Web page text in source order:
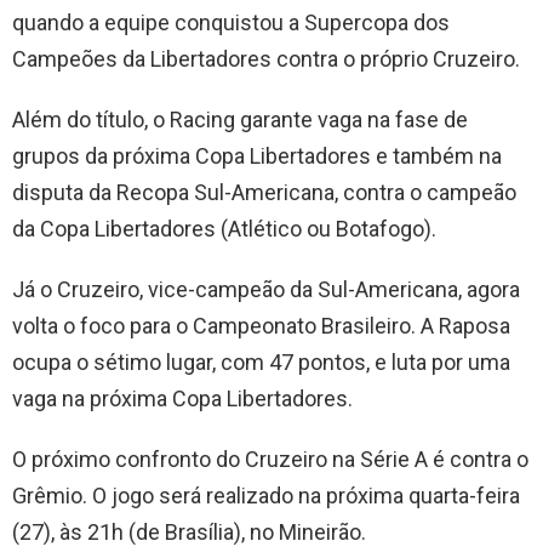
quando a equipe conquistou a Supercopa dos
Campeões da Libertadores contra o próprio Cruzeiro.
Além do título, o Racing garante vaga na fase de
grupos da próxima Copa Libertadores e também na
disputa da Recopa Sul-Americana, contra o campeão
da Copa Libertadores (Atlético ou Botafogo).
Já o Cruzeiro, vice-campeão da Sul-Americana, agora
volta o foco para o Campeonato Brasileiro. A Raposa
ocupa o sétimo lugar, com 47 pontos, e luta por uma
vaga na próxima Copa Libertadores.
O próximo confronto do Cruzeiro na Série A é contra o
Grêmio. O jogo será realizado na próxima quarta-feira
(27), às 21h (de Brasília), no Mineirão.